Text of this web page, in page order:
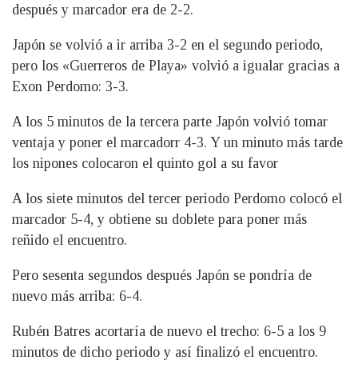
después y marcador era de 2-2.
Japón se volvió a ir arriba 3-2 en el segundo periodo,
pero los «Guerreros de Playa» volvió a igualar gracias a
Exon Perdomo: 3-3.
A los 5 minutos de la tercera parte Japón volvió tomar
ventaja y poner el marcadorr 4-3. Y un minuto más tarde
los nipones colocaron el quinto gol a su favor
A los siete minutos del tercer periodo Perdomo colocó el
marcador 5-4, y obtiene su doblete para poner más
reñido el encuentro.
Pero sesenta segundos después Japón se pondría de
nuevo más arriba: 6-4.
Rubén Batres acortaría de nuevo el trecho: 6-5 a los 9
minutos de dicho periodo y así finalizó el encuentro.